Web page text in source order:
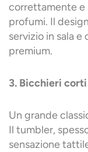
correttamente e
profumi. Il
servizio in sala
premium.
3. Bicchieri
Un grande
Il tumbler,
sensazione